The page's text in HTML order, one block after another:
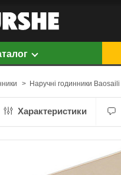
> Наручні годинники Baosaili
Характеристики